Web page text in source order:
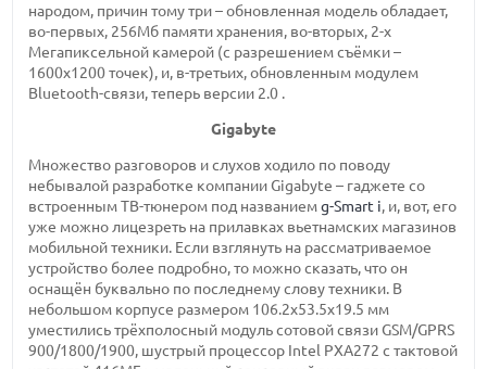
народом, причин тому три – обновленная модель обладает,
во-первых, 256Мб памяти хранения, во-вторых, 2-х
Мегапиксельной камерой (с разрешением съёмки –
1600х1200 точек), и, в-третьих, обновленным модулем
Bluetooth-связи, теперь версии 2.0 .
Gigabyte
Множество разговоров и слухов ходило по поводу
небывалой разработке компании Gigabyte – гаджете со
встроенным ТВ-тюнером под названиемg-Smart i, и, вот, его
уже можно лицезреть на прилавках вьетнамских магазинов
мобильной техники. Если взглянуть на рассматриваемое
устройство более подробно, то можно сказать, что он
оснащён буквально по последнему слову техники. В
небольшом корпусе размером 106.2х53.5х19.5 мм
уместились трёхполосный модуль сотовой связи GSM/GPRS
900/1800/1900, шустрый процессор Intel PXA272 с тактовой